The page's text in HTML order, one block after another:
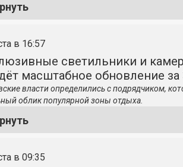
в 16:57
светильники и
масштабное обновление
власти определились с подрядчиком,
облик популярной зоны отдыха.
в 09:35